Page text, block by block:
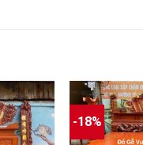
-18%